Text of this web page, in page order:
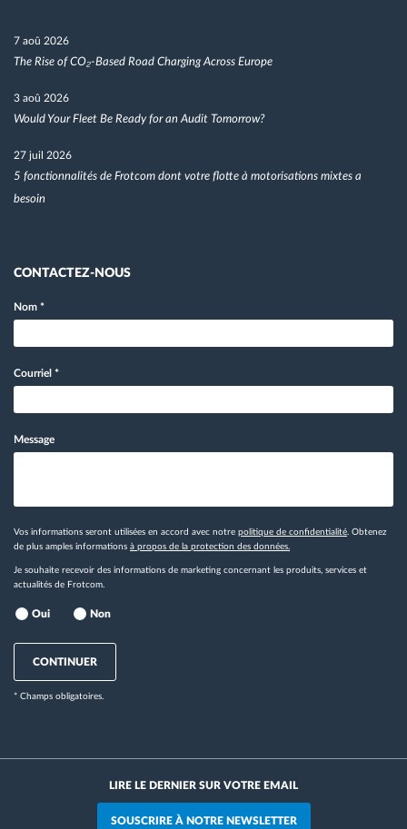
7 aoû 2026
The Rise of CO₂-Based Road Charging Across Europe
3 aoû 2026
Would Your Fleet Be Ready for an Audit Tomorrow?
27 juil 2026
5 fonctionnalités de Frotcom dont votre flotte à motorisations mixtes a
besoin
CONTACTEZ-NOUS
Nom *
Courriel *
Message
Vos informations seront utilisées en accord avec notre politique de confidentialité . Obtenez
de plus amples informations à propos de la protection des données.
Je souhaite recevoir des informations de marketing concernant les produits, services et
actualités de Frotcom.
Oui Non
CONTINUER
* Champs obligatoires.
LIRE LE DERNIER SUR VOTRE EMAIL
SOUSCRIRE À NOTRE NEWSLETTER